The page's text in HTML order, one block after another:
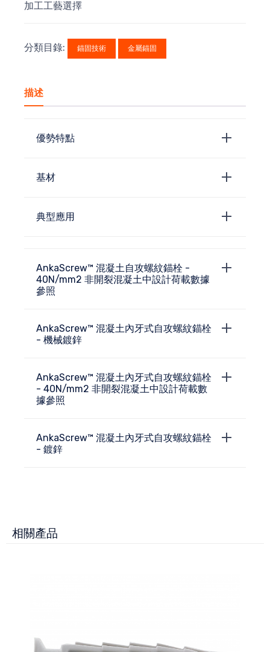
加工工藝選擇
分類目錄: 錨固技術 金屬錨固
描述
優勢特點
基材
典型應用
AnkaScrew™ 混凝土自攻螺紋錨栓 -
40N/mm2 非開裂混凝土中設計荷載數據
參照
AnkaScrew™ 混凝土內牙式自攻螺紋錨栓
- 機械鍍鋅
AnkaScrew™ 混凝土內牙式自攻螺紋錨栓
- 40N/mm2 非開裂混凝土中設計荷載數
據參照
AnkaScrew™ 混凝土內牙式自攻螺紋錨栓
- 鍍鋅
相關產品